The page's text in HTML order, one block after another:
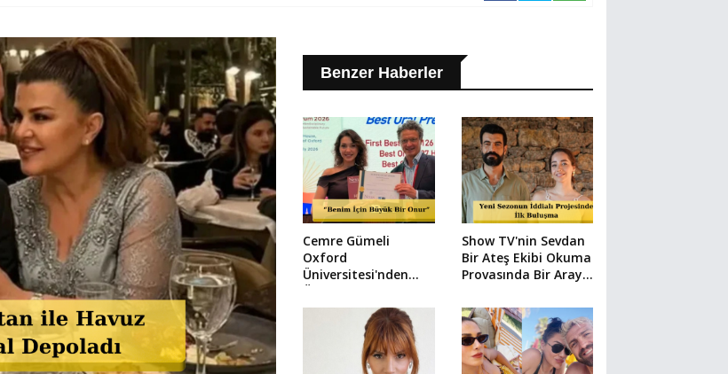
Benzer Haberler
Cemre Gümeli
Oxford
Üniversitesi'nden
Ödülle Döndü
Show TV'nin Sevdan
Bir Ateş Ekibi Okuma
Provasında Bir Araya